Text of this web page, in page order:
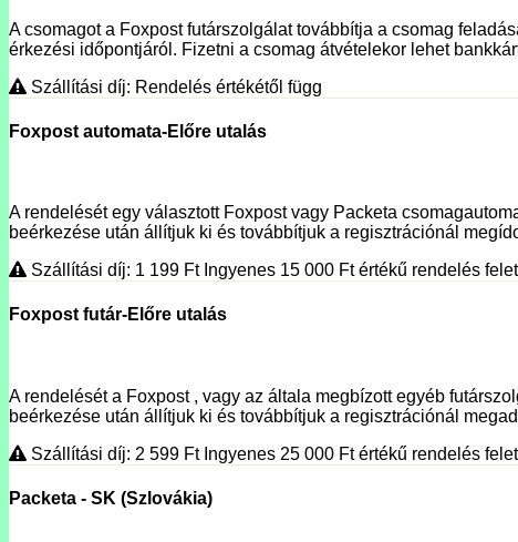
A csomagot a Foxpost futárszolgálat továbbítja a csomag
érkezési időpontjáról. Fizetni a csomag átvételekor lehet
Szállítási díj: Rendelés értékétől függ
Foxpost automata-Előre utalás
A rendelését egy választott Foxpost vagy Packeta
beérkezése után állítjuk ki és továbbítjuk a regisztrációnál
Szállítási díj: 1 199 Ft Ingyenes 15 000 Ftértékű rendelés
Foxpost futár-Előre utalás
A rendelését a Foxpost , vagy az általa megbízott egyéb
beérkezése után állítjuk ki és továbbítjuk a regisztrációnál
Szállítási díj: 2 599 Ft Ingyenes 25 000 Ftértékű rendelés
Packeta - SK (Szlovákia)